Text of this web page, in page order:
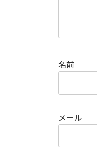
名前
メール